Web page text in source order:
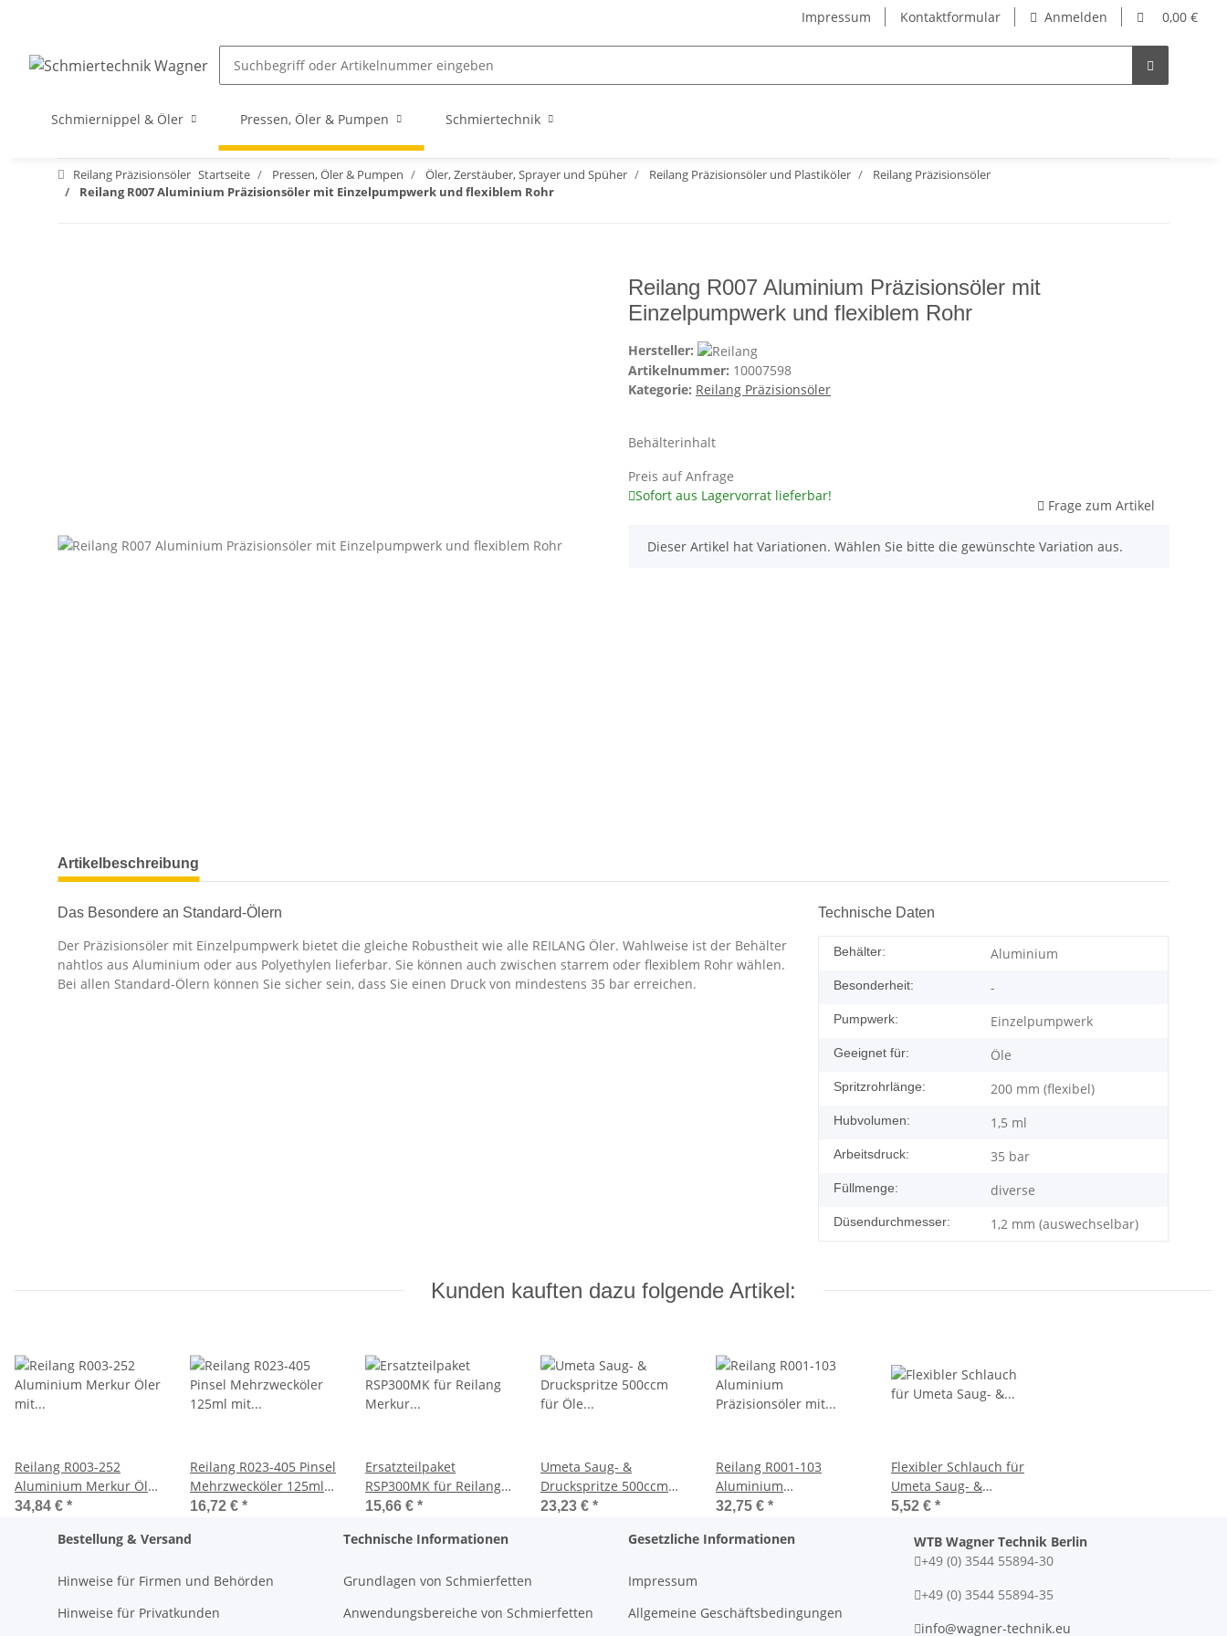
Impressum Kontaktformular Anmelden 0,00 €
Schmiernippel & Öler Pressen, Öler & Pumpen Schmiertechnik
Reilang Präzisionsöler Startseite Pressen, Öler & Pumpen Öler, Zerstäuber, Sprayer und Spüher Reilang Präzisionsöler und Plastiköler
Reilang Präzisionsöler
Reilang R007 Aluminium Präzisionsöler mit Einzelpumpwerk und flexiblem Rohr
Reilang R007 Aluminium Präzisionsöler mit
Einzelpumpwerk und flexiblem Rohr
Hersteller:
Artikelnummer: 10007598
Kategorie: Reilang Präzisionsöler
Behälterinhalt
Preis auf Anfrage
Sofort aus Lagervorrat lieferbar!
Frage zum Artikel
x
Dieser Artikel hat Variationen. Wählen Sie bitte die gewünschte Variation aus.
Artikelbeschreibung
Das Besondere an Standard-Ölern
Der Präzisionsöler mit Einzelpumpwerk bietet die gleiche Robustheit wie alle REILANG Öler. Wahlweise ist der Behälter
nahtlos aus Aluminium oder aus Polyethylen lieferbar. Sie können auch zwischen starrem oder flexiblem Rohr wählen.
Bei allen Standard-Ölern können Sie sicher sein, dass Sie einen Druck von mindestens 35 bar erreichen.
Technische Daten
Behälter: Aluminium
Besonderheit: -
Pumpwerk: Einzelpumpwerk
Geeignet für: Öle
Spritzrohrlänge: 200 mm (flexibel)
Hubvolumen: 1,5 ml
Arbeitsdruck: 35 bar
Füllmenge: diverse
Düsendurchmesser: 1,2 mm (auswechselbar)
Kunden kauften dazu folgende Artikel:
Reilang R003-252
Aluminium Merkur Öler
mit Doppelpumpwerk
34,84 € *
Reilang R023-405 Pinsel
Mehrzwecköler 125ml
mit Schutzkappe
16,72 € *
Ersatzteilpaket
RSP300MK für Reilang
Merkur Öler 300ml
15,66 € *
Umeta Saug- &
Druckspritze 500ccm
für Öle und Fließfette
23,23 € *
Reilang R001-103
Aluminium
Präzisionsöler mit
32,75 € *
Flexibler Schlauch für
Umeta Saug- &
Druckspritze M10 x 1,0
5,52 € *
Bestellung & Versand
Hinweise für Firmen und Behörden
Hinweise für Privatkunden
Technische Informationen
Grundlagen von Schmierfetten
Anwendungsbereiche von Schmierfetten
Gesetzliche Informationen
Impressum
Allgemeine Geschäftsbedingungen
WTB Wagner Technik Berlin
+49 (0) 3544 55894-30
+49 (0) 3544 55894-35
info@wagner-technik.eu